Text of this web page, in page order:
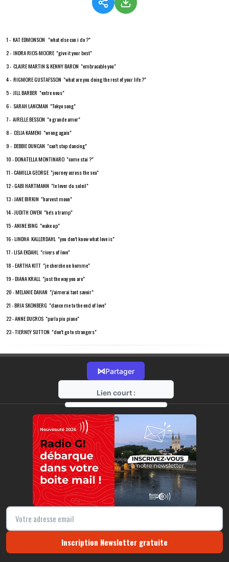
1 - KAT EDMONSON "what else can i do ?"
2 - INDRA RIOS-MOORE "give it your best"
3 - CLAIRE MARTIN & KENNY BARON "embracable you"
4 - RIGMORE GUSTAFSSON "what are you doing the rest of your life ?"
5 - JILL BARBER "entre nous"
6 - SARAH LANCMAN "Tokyo song"
7 - AIRELLE BESSON "o grande amor"
8 - CELIA KAMENI "wrong again"
9 - DEBBIE DUNCAN "can't stop dancing"
10 - DONATELLA MONTINARO "come stai ?"
11 - CAMILLA GEORGE "journey across the sea"
12 - GABI HARTMANN "le lever du soleil"
13 - JANE BIRKIN "harvest moon"
14 - JUDITH OWEN "he's a tramp"
15 - ANINE BING "wake up"
16 - LINDHA KALLERDAHL "you don't know what love is"
17 - LISA EKDAHL "rivers of love"
18 - EARTHA KITT "je cherche un homme"
19 - DIANA KRALL "just the way you are"
20 - MELANIE DAHAN "j'aimerai tant savoir"
21 - BRIA SKONBERG "dance me to the end of love"
22 - ANNE DUCROS "parla piu piano"
23 - TIERNEY SUTTON "don't go to strangers"
⋈Partager
Lien court :
https://radio-g.fr?18227
⧉
Inscription Newsletter gratuite